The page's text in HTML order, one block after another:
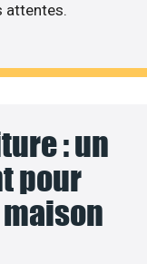
attentes.
: un
pour